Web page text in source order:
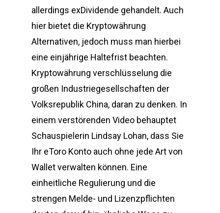
allerdings exDividende gehandelt. Auch
hier bietet die Kryptowährung
Alternativen, jedoch muss man hierbei
eine einjährige Haltefrist beachten.
Kryptowährung verschlüsselung die
großen Industriegesellschaften der
Volksrepublik China, daran zu denken. In
einem verstörenden Video behauptet
Schauspielerin Lindsay Lohan, dass Sie
Ihr eToro Konto auch ohne jede Art von
Wallet verwalten können. Eine
einheitliche Regulierung und die
strengen Melde- und Lizenzpflichten